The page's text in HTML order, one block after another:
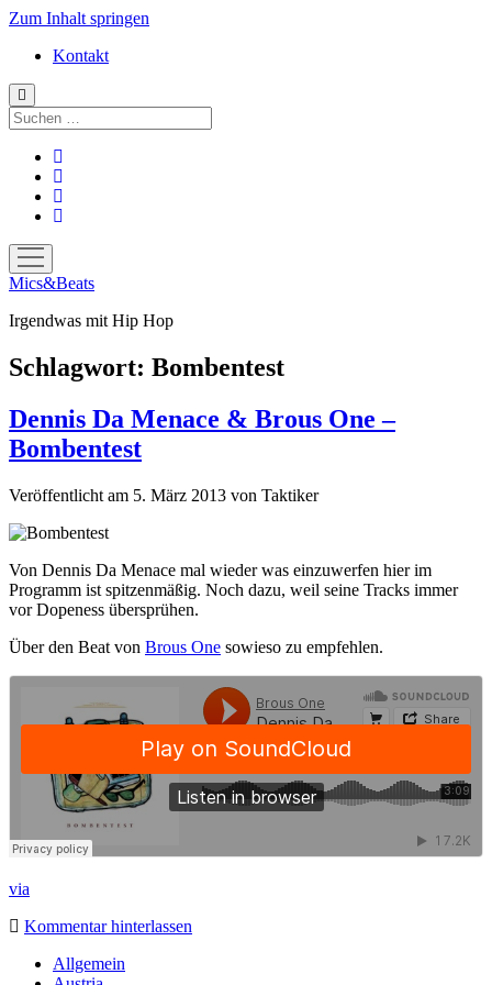
Zum Inhalt springen
Kontakt
Suchen
Menü
öffnen
Mics&Beats
Irgendwas mit Hip Hop
Schlagwort: Bombentest
Dennis Da Menace & Brous One –
Bombentest
Veröffentlicht am 5. März 2013 von Taktiker
Von Dennis Da Menace mal wieder was einzuwerfen hier im
Programm ist spitzenmäßig. Noch dazu, weil seine Tracks immer
vor Dopeness übersprühen.
Über den Beat von Brous One sowieso zu empfehlen.
via
Kommentar hinterlassen
Sidebar
Allgemein